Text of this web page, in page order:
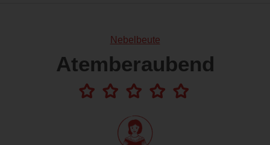
Nebelbeute
Atemberaubend